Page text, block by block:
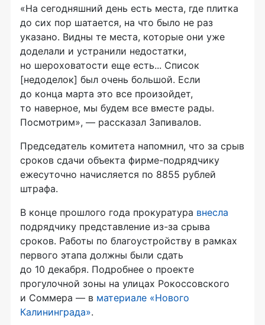
«На сегодняшний день есть места, где плитка
до сих пор шатается, на что было не раз
указано. Видны те места, которые они уже
доделали и устранили недостатки,
но шероховатости еще есть... Список
[недоделок] был очень большой. Если
до конца марта это все произойдет,
то наверное, мы будем все вместе рады.
Посмотрим», — рассказал Запивалов.
Председатель комитета напомнил, что за срыв
сроков сдачи объекта фирме-подрядчику
ежесуточно начисляется по 8855 рублей
штрафа.
В конце прошлого года прокуратура внесла
подрядчику представление из-за срыва
сроков. Работы по благоустройству в рамках
первого этапа должны были сдать
до 10 декабря. Подробнее о проекте
прогулочной зоны на улицах Рокоссовского
и Соммера — в материале «Нового
Калининграда».